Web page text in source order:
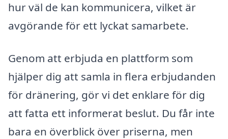
hur väl de kan kommunicera, vilket är
avgörande för ett lyckat samarbete.
Genom att erbjuda en plattform som
hjälper dig att samla in flera erbjudanden
för dränering, gör vi det enklare för dig
att fatta ett informerat beslut. Du får inte
bara en överblick över priserna, men